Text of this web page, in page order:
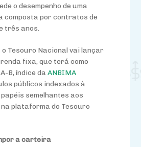
o desempenho de uma
por contratos de
três anos.
o Tesouro Nacional vai lançar
renda fixa, que terá como
B, índice daANBIMA
públicos indexados à
semelhantes aos
plataforma do Tesouro
a carteira